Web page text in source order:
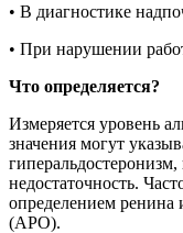
• В диагностике
• При нарушении
Что определяется?
Измеряется уровень
значения могут
недостаточность.
определением ренина
(АРО).